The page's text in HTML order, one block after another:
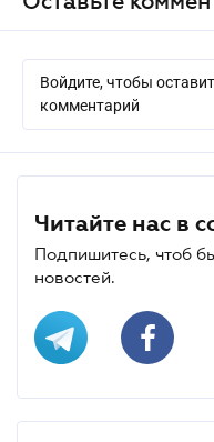
Войдите, чтобы
комментарий
Читайте нас в
Подпишитесь, чтоб
новостей.